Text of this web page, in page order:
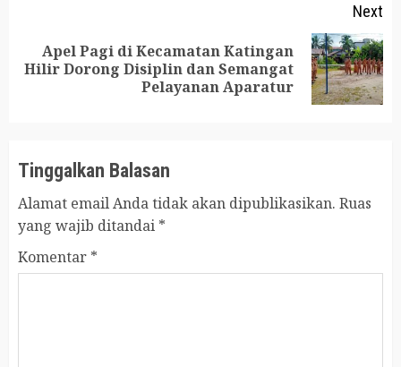
Next
Next
Apel Pagi di Kecamatan Katingan
Hilir Dorong Disiplin dan Semangat
Pelayanan Aparatur
Tinggalkan Balasan
Alamat email Anda tidak akan dipublikasikan. Ruas
yang wajib ditandai *
Komentar *